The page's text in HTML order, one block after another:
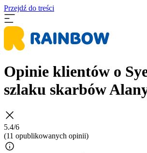
Przejdź do treści
Opinie klientów o
szlaku skarbów
5.4/6
(11 opublikowanych opinii)